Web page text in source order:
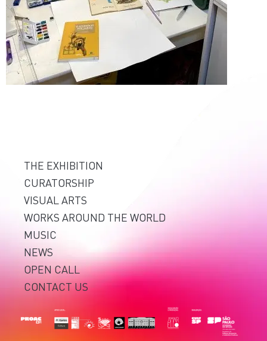
THE EXHIBITION
CURATORSHIP
VISUAL ARTS
WORKS AROUND THE WORLD
MUSIC
NEWS
OPEN CALL
CONTACT US